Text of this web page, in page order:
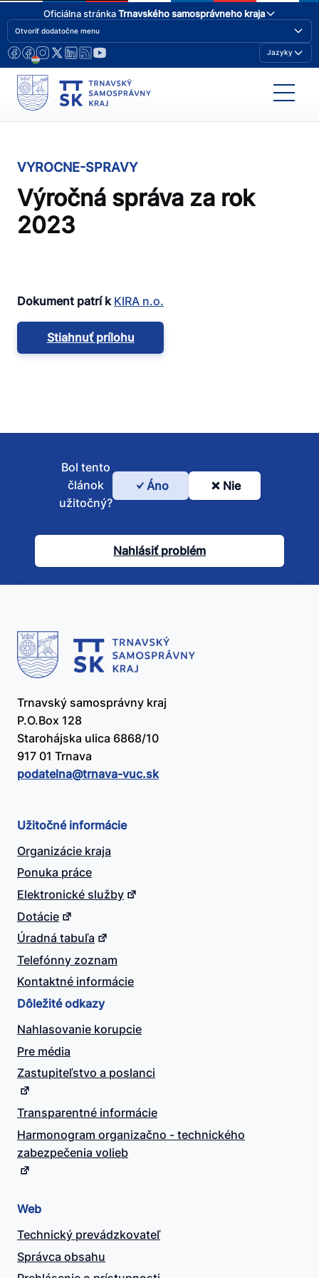
Oficiálna stránkaTrnavského samosprávneho kraja
Otvoriť dodatočne menu
Jazyky
VYROCNE-SPRAVY
Výročná správa za rok
2023
Dokument patrí k KIRA n.o.
Stiahnuť prílohu
Bol
článok
užitočný?
Bol tento
článok
užitočný?
Áno Nie
Nahlásiť problém
Trnavský samosprávny kraj
P.O.Box 128
Starohájska ulica 6868/10
917 01 Trnava
podatelna@​trnava-vuc.sk
Užitočné informácie
Organizácie kraja
Ponuka práce
Elektronické služby
Dotácie
Úradná tabuľa
Telefónny zoznam
Kontaktné informácie
Dôležité odkazy
Nahlasovanie korupcie
Pre média
Zastupiteľstvo a poslanci
Transparentné informácie
Harmonogram organizačno - technického
zabezpečenia volieb
Web
Technický prevádzkovateľ
Správca obsahu